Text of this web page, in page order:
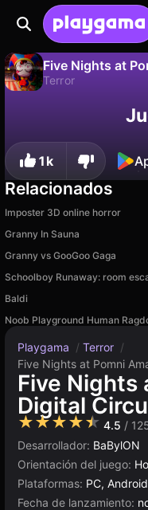
Five Nights at
Terror
¡Guarda el
1k
Relacionados
Imposter 3D online horror
Granny In Sauna
Granny vs GooGoo Gaga
Schoolboy Runaway: room
Baldi
Noob Playground Human
Playgama / Terror /
Five Nights at Pomni
Five Nights
Digital
★★★★★ 4.5 /
Desarrollador: BaBylON
Orientación del juego:
Plataformas: PC,
Fecha de lanzamiento: